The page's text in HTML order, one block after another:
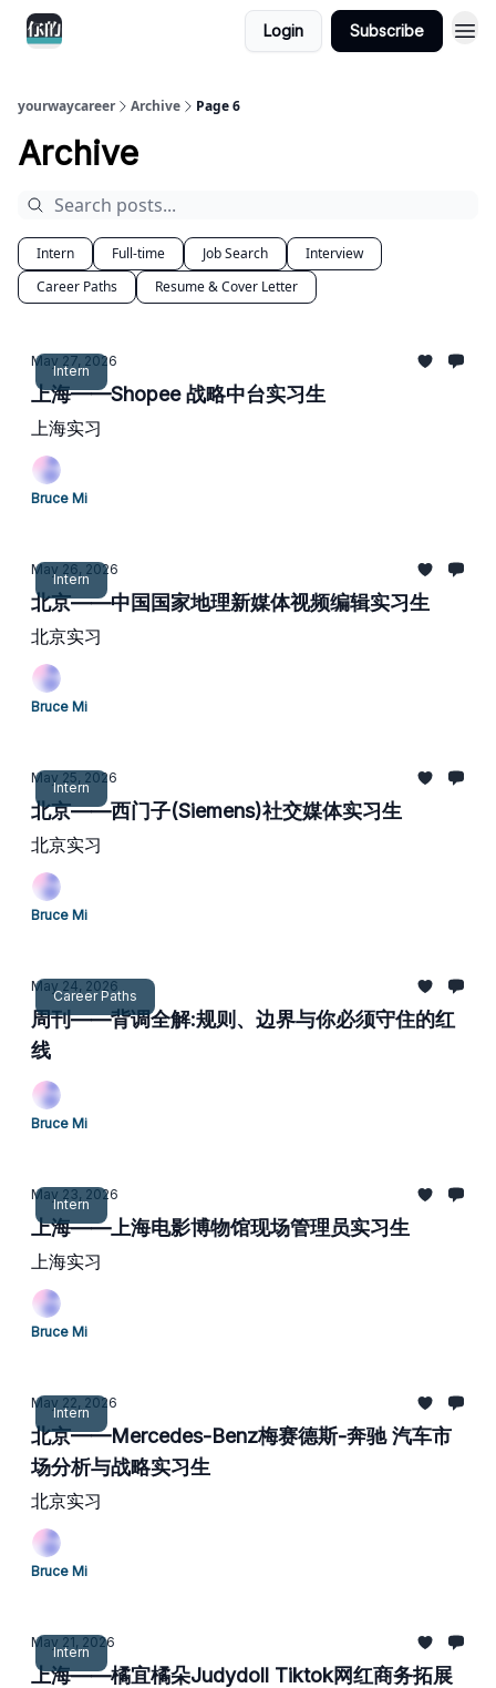
Login Subscribe
yourwaycareer Archive Page 6
Archive
Intern Full-time Job Search
Interview
Career Paths
Resume & Cover Letter
Intern
May 27, 2026
上海——Shopee 战略中台实习生
上海实习
Bruce Mi
Intern
May 26, 2026
北京——中国国家地理新媒体视频编辑实习生
北京实习
Bruce Mi
Intern
May 25, 2026
北京——西门子(Siemens)社交媒体实习生
北京实习
Bruce Mi
Career Paths
May 24, 2026
周刊——背调全解:规则、边界与你必须守住的红
线
Bruce Mi
Intern
May 23, 2026
上海——上海电影博物馆现场管理员实习生
上海实习
Bruce Mi
Intern
May 22, 2026
北京——Mercedes-Benz梅赛德斯-奔驰 汽车市
场分析与战略实习生
北京实习
Bruce Mi
Intern
May 21, 2026
上海——橘宜橘朵Judydoll Tiktok网红商务拓展